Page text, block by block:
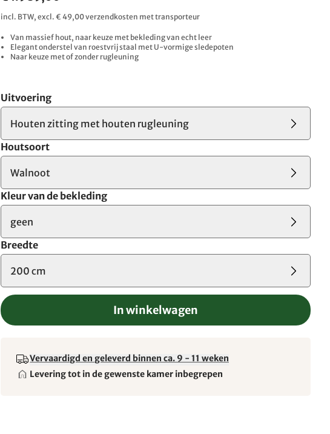
incl. BTW, excl. € 49,00 verzendkosten met transporteur
Van massief hout, naar keuze met bekleding van echt leer
Elegant onderstel van roestvrij staal met U-vormige sledepoten
Naar keuze met of zonder rugleuning
Uitvoering
Houten zitting met houten rugleuning
Houtsoort
Walnoot
Kleur van de bekleding
geen
Breedte
200 cm
In winkelwagen
Vervaardigd en geleverd binnen ca. 9 - 11 weken
Levering tot in de gewenste kamer inbegrepen